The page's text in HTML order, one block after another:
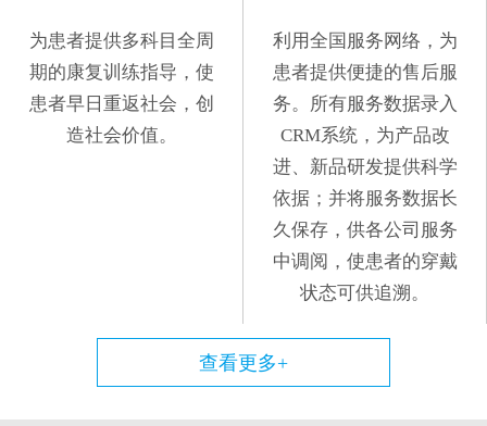
为患者提供多科目全周
期的康复训练指导，使
患者早日重返社会，创
造社会价值。
利用全国服务网络，为
患者提供便捷的售后服
务。所有服务数据录入
CRM系统，为产品改
进、新品研发提供科学
依据；并将服务数据长
久保存，供各公司服务
中调阅，使患者的穿戴
状态可供追溯。
查看更多+